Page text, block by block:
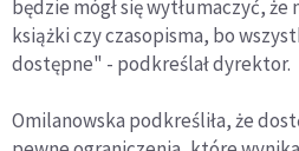
będzie mógł się wytłumaczyć, że
książki czy czasopisma, bo
dostępne" - podkreślał dyrektor.
Omilanowska podkreśliła, że